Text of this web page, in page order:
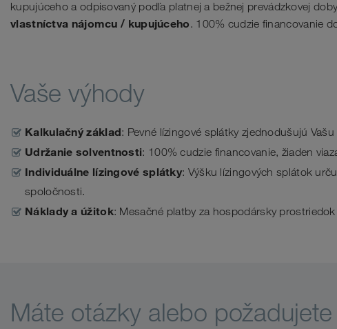
kupujúceho a odpisovaný podľa platnej a bežnej prevádzkovej
vlastníctva nájomcu / kupujúceho. 100% cudzie financovanie
Vaše výhody
Kalkulačný základ: Pevné lízingové splátky zjednodušujú
Udržanie solventnosti: 100% cudzie financovanie, žiaden
Individuálne lízingové splátky: Výšku lízingových splátok
spoločnosti.
Náklady a úžitok: Mesačné platby za hospodársky
Máte otázky alebo